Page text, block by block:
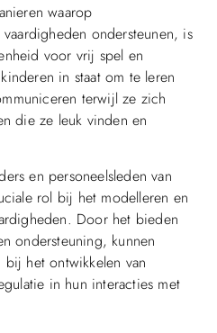
waarop
ondersteunen, is
voor vrij spel en
in staat om te leren
terwijl ze zich
die ze leuk vinden en
en personeelsleden van
rol bij het modelleren en
Door het bieden
ondersteuning, kunnen
het ontwikkelen van
in hun interacties met